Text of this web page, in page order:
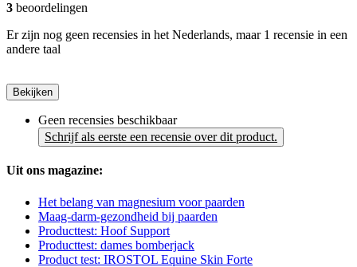
3 beoordelingen
Er zijn nog geen recensies in het Nederlands, maar 1 recensie in een
andere taal
Bekijken
Geen recensies beschikbaar
Schrijf als eerste een recensie over dit product.
Uit ons magazine:
Het belang van magnesium voor paarden
Maag-darm-gezondheid bij paarden
Producttest: Hoof Support
Producttest: dames bomberjack
Product test: IROSTOL Equine Skin Forte